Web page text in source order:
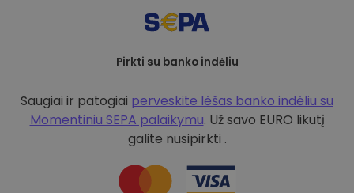
Pirkti su banko indėliu
Saugiai ir patogiai perveskite lėšas banko indėliu su
Momentiniu SEPA palaikymu. Už savo EURO likutį
galite nusipirkti .